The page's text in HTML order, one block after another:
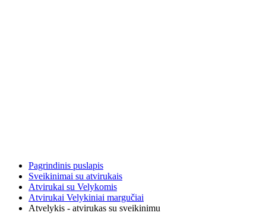
Pagrindinis puslapis
Sveikinimai su atvirukais
Atvirukai su Velykomis
Atvirukai Velykiniai margučiai
Atvelykis - atvirukas su sveikinimu